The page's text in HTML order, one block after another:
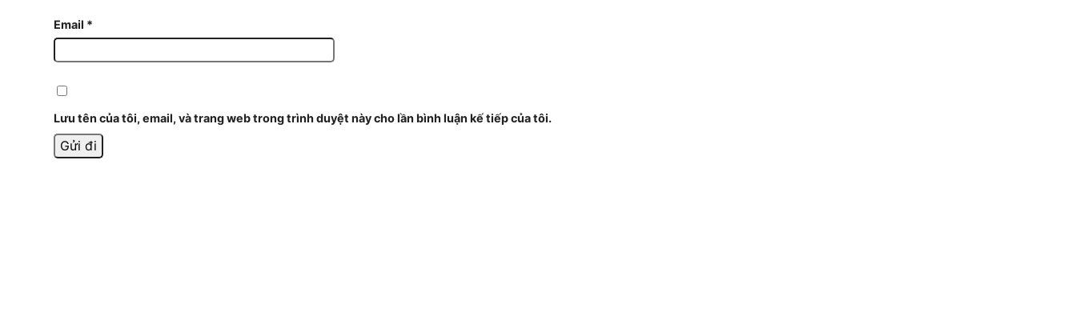
Email *
Lưu tên của tôi, email, và trang web trong trình duyệt này cho lần bình luận kế tiếp của tôi.